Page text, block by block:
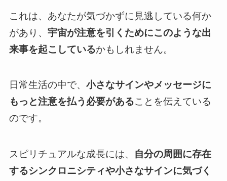
これは、あなたが気づかずに見逃している何か
があり、 宇宙が注意を引くためにこのような出
来事を起こしているかもしれません。
日常生活の中で、 小さなサインやメッセージに
もっと注意を払う必要があることを伝えている
のです。
スピリチュアルな成長には、 自分の周囲に存在
するシンクロニシティや小さなサインに気づく